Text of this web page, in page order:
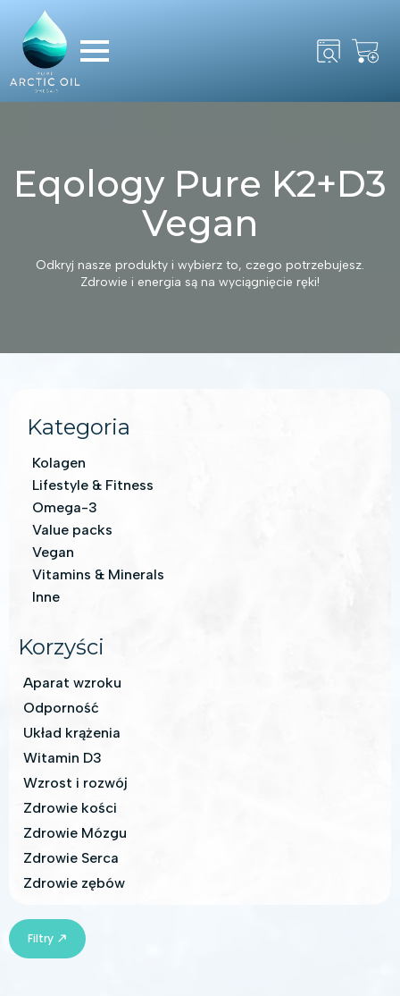
for:
Eqology Pure K2+D3
Vegan
Odkryj nasze produkty i wybierz to, czego potrzebujesz.
Zdrowie i energia są na wyciągnięcie ręki!
Kategoria
Kolagen
Lifestyle & Fitness
Omega-3
Value packs
Vegan
Vitamins & Minerals
Inne
Korzyści
Aparat wzroku
Odporność
Układ krążenia
Witamin D3
Wzrost i rozwój
Zdrowie kości
Zdrowie Mózgu
Zdrowie Serca
Zdrowie zębów
Filtry